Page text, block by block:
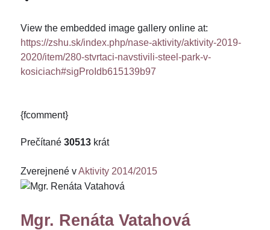
View the embedded image gallery online at:
https://zshu.sk/index.php/nase-aktivity/aktivity-2019-
2020/item/280-stvrtaci-navstivili-steel-park-v-
kosiciach#sigProIdb615139b97
{fcomment}
Prečítané 30513 krát
Zverejnené vAktivity 2014/2015
Mgr. Renáta Vatahová